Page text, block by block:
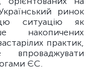
ринок
ситуацію як
накопичених
практик,
ЄС.